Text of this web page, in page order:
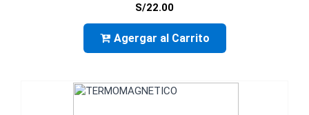
S/22.00
Agergar al Carrito